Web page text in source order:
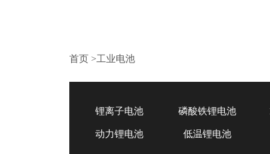
首页 >工业电池
锂离子电池 磷酸铁锂电池
动力锂电池 低温锂电池